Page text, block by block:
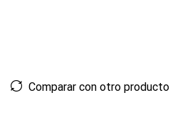
Comparar con otro producto